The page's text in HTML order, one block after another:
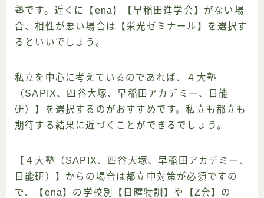
塾です。近くに【ena】【早稲田進学会】がない場
合、相性が悪い場合は【栄光ゼミナール】を選択す
るといいでしょう。
私立を中心に考えているのであれば、４大塾
（SAPIX、四谷大塚、早稲田アカデミー、日能
研）】を選択するのがおすすめです。私立も都立も
期待する結果に近づくことができるでしょう。
【４大塾（SAPIX、四谷大塚、早稲田アカデミー、
日能研）】からの場合は都立中対策が必須ですの
で、【ena】の学校別【日曜特訓】や【Z会】の